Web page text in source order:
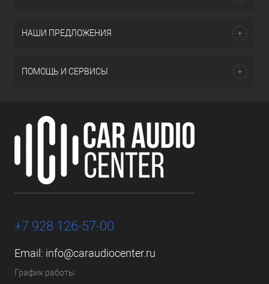
НАШИ ПРЕДЛОЖЕНИЯ
ПОМОЩЬ И СЕРВИСЫ
+7 928 126-57-00
Email: info@caraudiocenter.ru
График работы